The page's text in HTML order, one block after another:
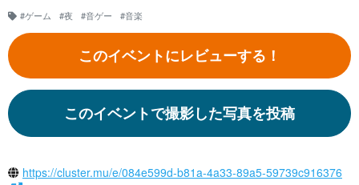
#ゲーム #夜 #音ゲー #音楽
このイベントにレビューする！
このイベントで撮影した写真を投稿
https://cluster.mu/e/084e599d-b81a-4a33-89a5-59739c916376